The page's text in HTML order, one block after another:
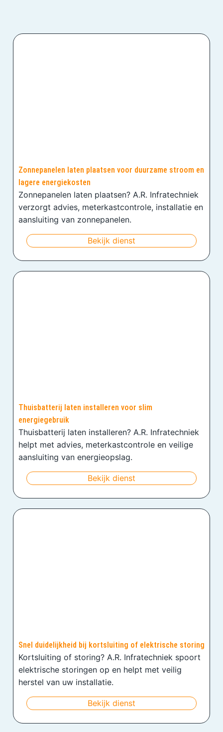
Zonnepanelen laten plaatsen voor duurzame stroom en
lagere energiekosten
Zonnepanelen laten plaatsen? A.R. Infratechniek
verzorgt advies, meterkastcontrole, installatie en
aansluiting van zonnepanelen.
Bekijk dienst
Thuisbatterij laten installeren voor slim
energiegebruik
Thuisbatterij laten installeren? A.R. Infratechniek
helpt met advies, meterkastcontrole en veilige
aansluiting van energieopslag.
Bekijk dienst
Snel duidelijkheid bij kortsluiting of elektrische storing
Kortsluiting of storing? A.R. Infratechniek spoort
elektrische storingen op en helpt met veilig
herstel van uw installatie.
Bekijk dienst